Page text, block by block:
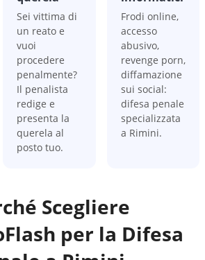
Sei vittima di
un reato e
vuoi
procedere
penalmente?
Il penalista
redige e
presenta la
querela al
posto tuo.
Frodi online,
accesso
abusivo,
revenge porn,
diffamazione
sui social:
difesa penale
specializzata
a Rimini.
Scegliere
per la Difesa